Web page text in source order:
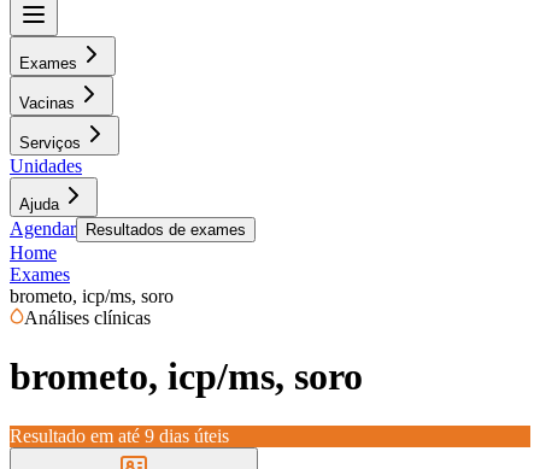
Exames
Vacinas
Serviços
Unidades
Ajuda
Agendar Resultados de exames
Home
Exames
brometo, icp/ms, soro
Análises clínicas
brometo, icp/ms, soro
Resultado em até 9 dias úteis